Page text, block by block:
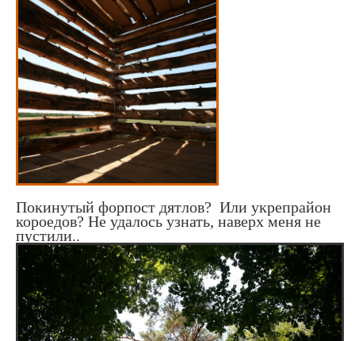
Покинутый форпост дятлов? Или укрепрайон
короедов? Не удалось узнать, наверх меня не
пустили..